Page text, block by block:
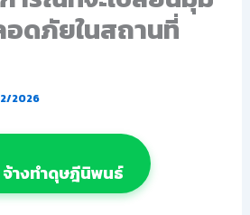
ดภัยในสถานที่
2026
จ้างทำดุษฎีนิพนธ์